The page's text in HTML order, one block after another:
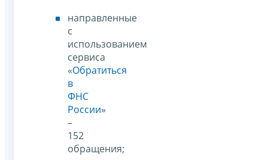
направленные
с
использованием
сервиса
«Обратиться
в
ФНС
России»
–
152
обращения;